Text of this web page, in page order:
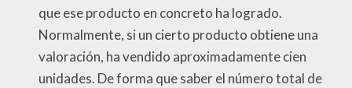
que ese producto en concreto ha logrado.
Normalmente, si un cierto producto obtiene una
valoración, ha vendido aproximadamente cien
unidades. De forma que saber el número total de